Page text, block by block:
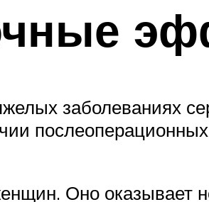
заболеваниях
Оно оказывает